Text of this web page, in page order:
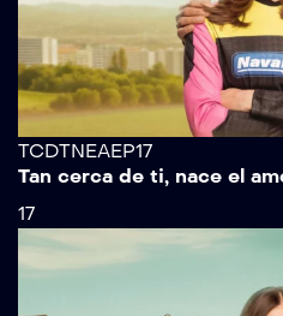
TCDTNEAEP17
Tan cerca de ti, nace el
17